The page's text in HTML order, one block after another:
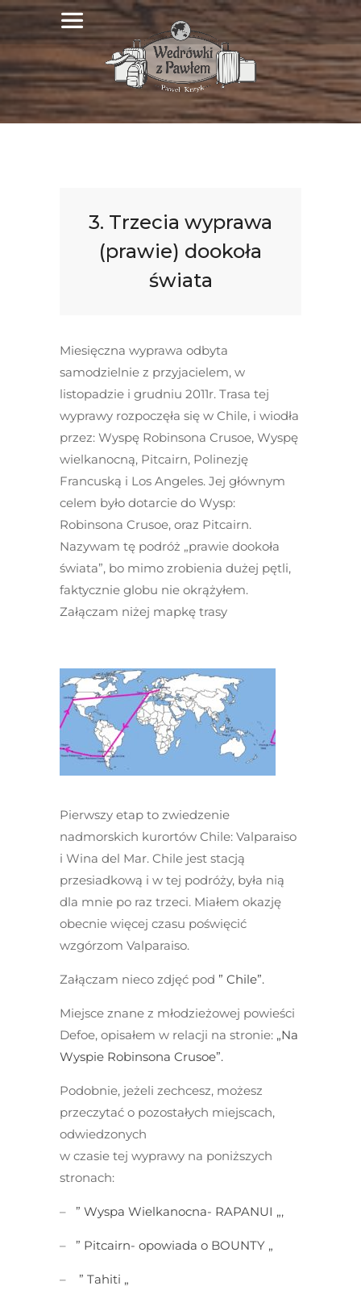
3. Trzecia wyprawa
(prawie) dookoła
świata
Miesięczna wyprawa odbyta
samodzielnie z przyjacielem, w
listopadzie i grudniu 2011r. Trasa tej
wyprawy rozpoczęła się w Chile, i wiodła
przez: Wyspę Robinsona Crusoe, Wyspę
wielkanocną, Pitcairn, Polinezję
Francuską i Los Angeles. Jej głównym
celem było dotarcie do Wysp:
Robinsona Crusoe, oraz Pitcairn.
Nazywam tę podróż „prawie dookoła
świata”, bo mimo zrobienia dużej pętli,
faktycznie globu nie okrążyłem.
Załączam niżej mapkę trasy
Pierwszy etap to zwiedzenie
nadmorskich kurortów Chile: Valparaiso
i Wina del Mar. Chile jest stacją
przesiadkową i w tej podróży, była nią
dla mnie po raz trzeci. Miałem okazję
obecnie więcej czasu poświęcić
wzgórzom Valparaiso.
Załączam nieco zdjęć pod ” Chile”.
Miejsce znane z młodzieżowej powieści
Defoe, opisałem w relacji na stronie: „Na
Wyspie Robinsona Crusoe”.
Podobnie, jeżeli zechcesz, możesz
przeczytać o pozostałych miejscach,
odwiedzonych
w czasie tej wyprawy na poniższych
stronach:
– ” Wyspa Wielkanocna- RAPANUI „,
– ” Pitcairn- opowiada o BOUNTY „
– ” Tahiti „